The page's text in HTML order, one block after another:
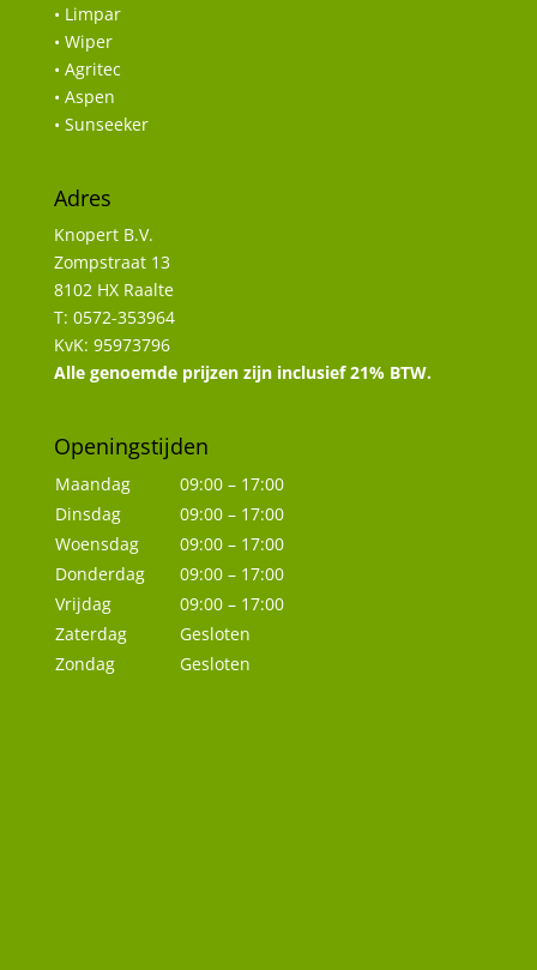
• Limpar
• Wiper
• Agritec
• Aspen
• Sunseeker
Adres
Knopert B.V.
Zompstraat 13
8102 HX Raalte
T: 0572-353964
KvK: 95973796
Alle genoemde prijzen zijn inclusief 21% BTW.
Openingstijden
Maandag
09:00 – 17:00
Dinsdag
09:00 – 17:00
Woensdag
09:00 – 17:00
Donderdag
09:00 – 17:00
Vrijdag
09:00 – 17:00
Zaterdag
Gesloten
Zondag
Gesloten